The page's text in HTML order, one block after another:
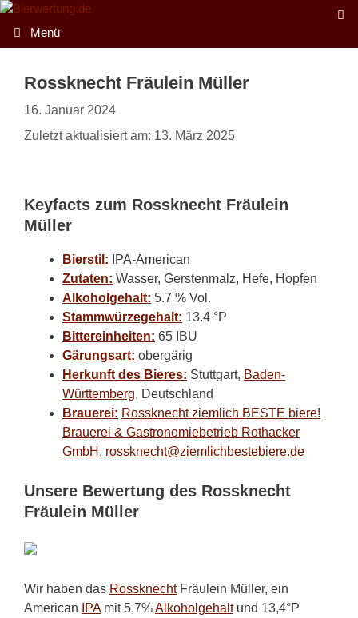
Zum
Inhalt
springen
Menü
Rossknecht Fräulein Müller
16. Januar 2024
Zuletzt aktualisiert am: 13. März 2025
Keyfacts zum Rossknecht Fräulein
Müller
Bierstil: IPA-American
Zutaten: Wasser, Gerstenmalz, Hefe, Hopfen
Alkoholgehalt: 5.7 % Vol.
Stammwürzegehalt: 13.4 °P
Bittereinheiten: 65 IBU
Gärungsart: obergärig
Herkunft des Bieres: Stuttgart, Baden-
Württemberg, Deutschland
Brauerei: Rossknecht ziemlich BESTE biere!
Brauerei & Gastronomiebetrieb Rothacker
GmbH , rossknecht@ziemlichbestebiere.de
Unsere Bewertung des Rossknecht
Fräulein Müller
Wir haben das RossknechtFräulein Müller, ein
American
IPAmit 5,7%Alkoholgehaltund 13,4°P